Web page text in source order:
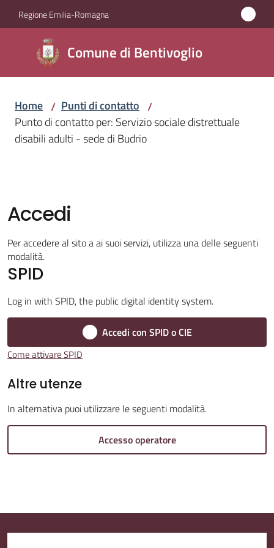
Vai al contenuto
Vai alla navigazione
Vai al footer
Regione Emilia-Romagna
Comune di Bentivoglio
Comune di
Bentivoglio
Amministrazione
Vivere
Bentivoglio
Amministrazione
l
o
r
i
Home / Punti di contatto /
Punto di contatto per: Servizio sociale distrettuale
disabili adulti - sede di Budrio
Accedi
Per accedere al sito a ai suoi servizi, utilizza una delle seguenti
modalità.
SPID
Log in with SPID, the public digital identity system.
Accedi con SPID o CIE
Come attivare SPID
Altre utenze
In alternativa puoi utilizzare le seguenti modalità.
Accesso operatore